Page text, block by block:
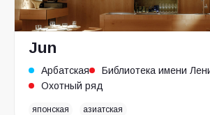
Jun
Арбатская
Библиотека имени
Охотный ряд
японская азиатская